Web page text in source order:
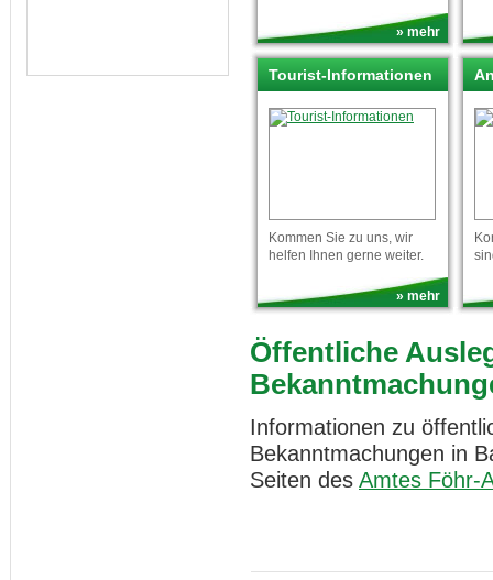
» mehr
Tourist-Informationen
Kommen Sie zu uns, wir
helfen Ihnen gerne weiter.
» mehr
Öffentliche
Informationen zu
Bekanntmachungen in
Seiten des Amtes Föhr-